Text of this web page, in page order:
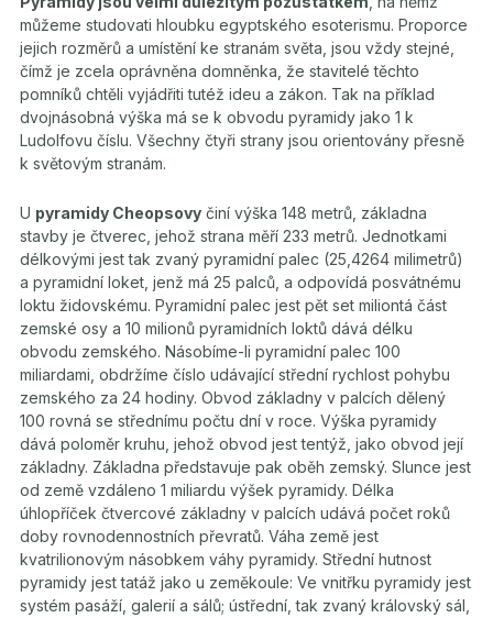
můžeme studovati hloubku egyptského esoterismu. Proporce
jejich rozměrů a umístění ke stranám světa, jsou vždy stejné,
čímž je zcela oprávněna domněnka, že stavitelé těchto
pomníků chtěli vyjádřiti tutéž ideu a zákon. Tak na příklad
dvojnásobná výška má se k obvodu pyramidy jako 1 k
Ludolfovu číslu. Všechny čtyři strany jsou orientovány přesně
k světovým stranám.
U pyramidy Cheopsovy činí výška 148 metrů, základna
stavby je čtverec, jehož strana měří 233 metrů. Jednotkami
délkovými jest tak zvaný pyramidní palec (25,4264 milimetrů)
a pyramidní loket, jenž má 25 palců, a odpovídá posvátnému
loktu židovskému. Pyramidní palec jest pět set miliontá část
zemské osy a 10 milionů pyramidních loktů dává délku
obvodu zemského. Násobíme-li pyramidní palec 100
miliardami, obdržíme číslo udávající střední rychlost pohybu
zemského za 24 hodiny. Obvod základny v palcích dělený
100 rovná se střednímu počtu dní v roce. Výška pyramidy
dává poloměr kruhu, jehož obvod jest tentýž, jako obvod její
základny. Základna představuje pak oběh zemský. Slunce jest
od země vzdáleno 1 miliardu výšek pyramidy. Délka
úhlopříček čtvercové základny v palcích udává počet roků
doby rovnodennostních převratů. Váha země jest
kvatrilionovým násobkem váhy pyramidy. Střední hutnost
pyramidy jest tatáž jako u zeměkoule: Ve vnitřku pyramidy jest
systém pasáží, galerií a sálů; ústřední, tak zvaný královský sál,